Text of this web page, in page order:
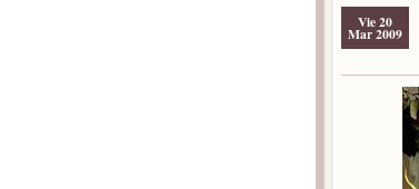
Vie 20
Mar 2009